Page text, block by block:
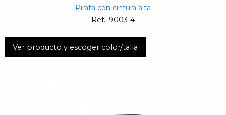
Pirata con cintura alta
Ref.: 9003-4
Ver producto y escoger color/talla